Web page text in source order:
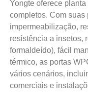
Yongte oferece
completos. Com
impermeabilização,
resistência a insetos,
formaldeído), fácil
térmico, as portas
vários cenários,
comerciais e